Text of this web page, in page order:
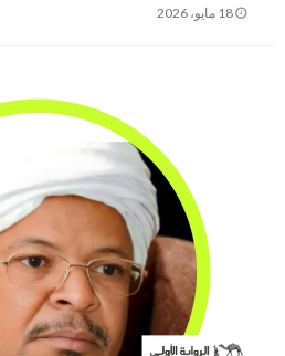
نُشر
18 مايو، 2026